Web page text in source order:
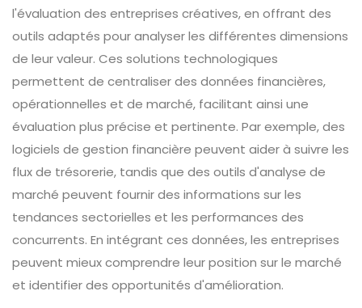
l'évaluation des entreprises créatives, en offrant des
outils adaptés pour analyser les différentes dimensions
de leur valeur. Ces solutions technologiques
permettent de centraliser des données financières,
opérationnelles et de marché, facilitant ainsi une
évaluation plus précise et pertinente. Par exemple, des
logiciels de gestion financière peuvent aider à suivre les
flux de trésorerie, tandis que des outils d'analyse de
marché peuvent fournir des informations sur les
tendances sectorielles et les performances des
concurrents. En intégrant ces données, les entreprises
peuvent mieux comprendre leur position sur le marché
et identifier des opportunités d'amélioration.